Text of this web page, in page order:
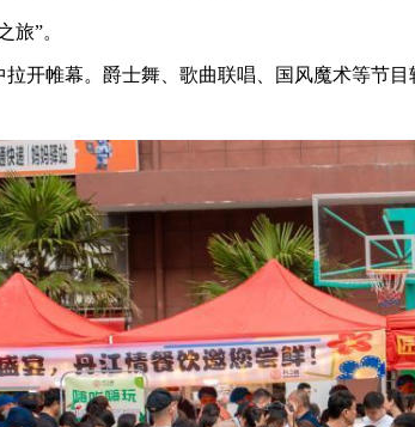
旅”。
帷幕。爵士舞、歌曲联唱、国风魔术等节目